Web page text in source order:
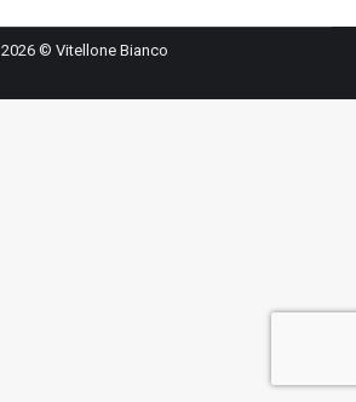
2026 © Vitellone Bianco